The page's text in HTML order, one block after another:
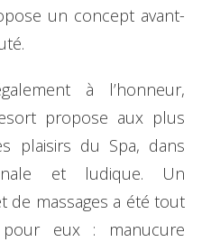
un concept avant-
à l’honneur,
propose aux plus
plaisirs du Spa, dans
et ludique. Un
de massages a été tout
pour eux : manucure